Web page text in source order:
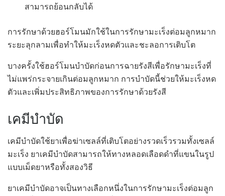
สามารถย้อนกลับได้
การรักษาด้วยฮอร์โมนมักใช้ในการรักษามะเร็งต่อมลูกหมาก
ระยะลุกลามเพื่อทำให้มะเร็งหดตัวและชะลอการเติบโต
บางครั้งใช้ฮอร์โมนบำบัดก่อนการฉายรังสีเพื่อรักษามะเร็งที่
ไม่แพร่กระจายเกินต่อมลูกหมาก การบำบัดนี้ช่วยให้มะเร็งหด
ตัวและเพิ่มประสิทธิภาพของการรักษาด้วยรังสี
เคมีบำบัด
เคมีบำบัดใช้ยาเพื่อฆ่าเซลล์ที่เติบโตอย่างรวดเร็วรวมทั้งเซลล์
มะเร็ง ยาเคมีบำบัดสามารถให้ทางหลอดเลือดดำที่แขนในรูป
แบบเม็ดยาหรือทั้งสองวิธี
ยาเคมีบำบัดอาจเป็นทางเลือกหนึ่งในการรักษามะเร็งต่อมลูก